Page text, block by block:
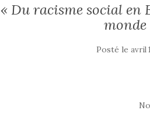
« Du racisme social en
Posté le avril